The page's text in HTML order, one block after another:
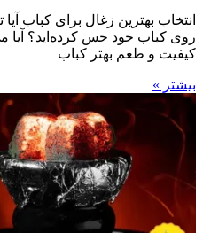
انتخاب بهترین زغال برای کباب
روی کباب خود حس کرده‌اید؟ آیا
کیفیت و طعم بهتر کباب
بیشتر »